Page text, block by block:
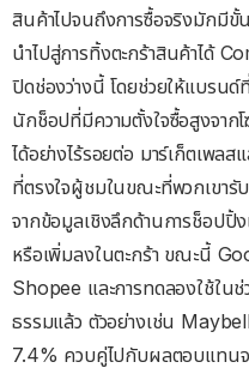
สินค้าไปจนถึงการซื้อจริงมักมีขั้
นำไปสู่การทิ้งตะกร้าสินค้าได้
ปิดช่องว่างนี้ โดยช่วยให้แบรนด์
นักช็อปที่มีความตั้งใจซื้อสูงจาก
ได้อย่างไร้รอยต่อ มาร์เก็ตเพล
ที่ตรงใจผู้ชมในขณะที่พวกเขารั
จากข้อมูลเชิงลึกด้านการช็อป
หรือเพิ่มลงในตะกร้า ขณะนี้
Shopee และการทดลองใช้ใน
ธรรมแล้ว ตัวอย่างเช่น
7.4% ควบคู่ไปกับผลตอบแทน